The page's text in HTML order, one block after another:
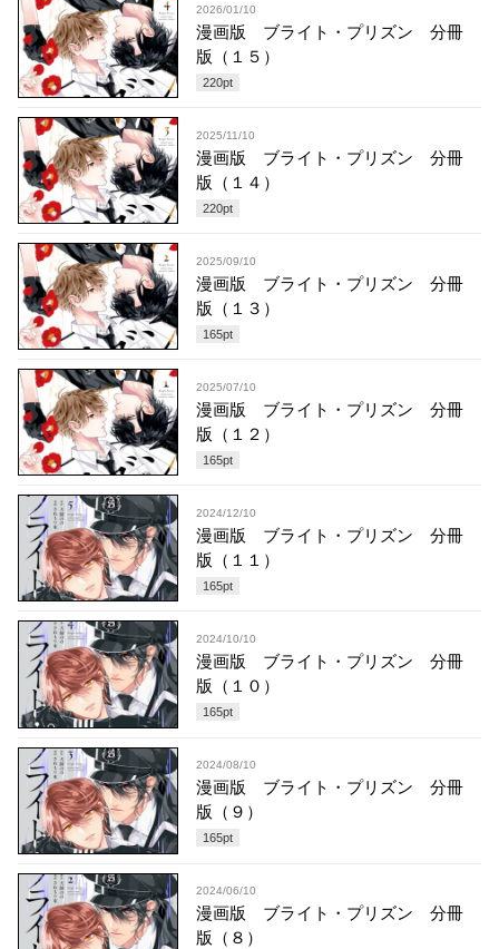
2026/01/10
漫画版 ブライト・プリズン 分冊
版（１５）
220pt
2025/11/10
漫画版 ブライト・プリズン 分冊
版（１４）
220pt
2025/09/10
漫画版 ブライト・プリズン 分冊
版（１３）
165pt
2025/07/10
漫画版 ブライト・プリズン 分冊
版（１２）
165pt
2024/12/10
漫画版 ブライト・プリズン 分冊
版（１１）
165pt
2024/10/10
漫画版 ブライト・プリズン 分冊
版（１０）
165pt
2024/08/10
漫画版 ブライト・プリズン 分冊
版（９）
165pt
2024/06/10
漫画版 ブライト・プリズン 分冊
版（８）